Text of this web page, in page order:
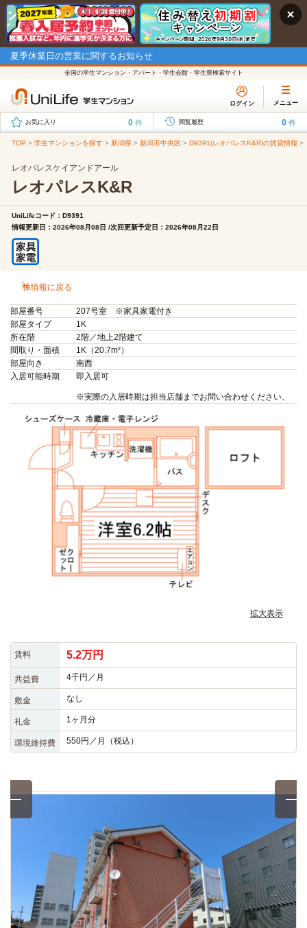
夏季休業日の営業に関するお知らせ
全国の学生マンション・アパート・学生会館・学生寮検索サイト
ログイン メニュー
お気に入り 0 件 閲覧履歴 0 件
TOP > 学生マンションを探す > 新潟県 > 新潟市中央区 > D9391(レオパレスK&R)の賃貸情報 >
レオパレスケイアンドアール
レオパレスK&R
UniLifeコード：D9391
情報更新日：2026年08月08日 /次回更新予定日：2026年08月22日
棟情報に戻る
部屋番号
207号室 ※家具家電付き
部屋タイプ
1K
所在階
2階／地上2階建て
間取り・面積
1K（20.7m²）
部屋向き
南西
入居可能時期
即入居可
※実際の入居時期は担当店舗までお問い合わせください。
拡大表示
賃料 5.2万円
共益費 4千円／月
敷金 なし
礼金 1ヶ月分
環境維持費 550円／月（税込）